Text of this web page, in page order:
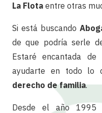
La Flota entre otras
Si está buscando
de que podría serle
Estaré encantada
ayudarte en todo lo
derecho de familia.
Desde el año 1995